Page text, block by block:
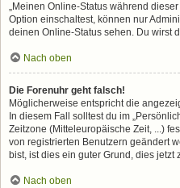
„Meinen Online-Status während
Option einschaltest, können nur
deinen Online-Status sehen. Du wirst
Nach oben
Die Forenuhr geht falsch!
Möglicherweise entspricht die
In diesem Fall solltest du im
Zeitzone (Mitteleuropäische Zeit, ...)
von registrierten Benutzern geändert
bist, ist dies ein guter Grund, dies jetzt
Nach oben